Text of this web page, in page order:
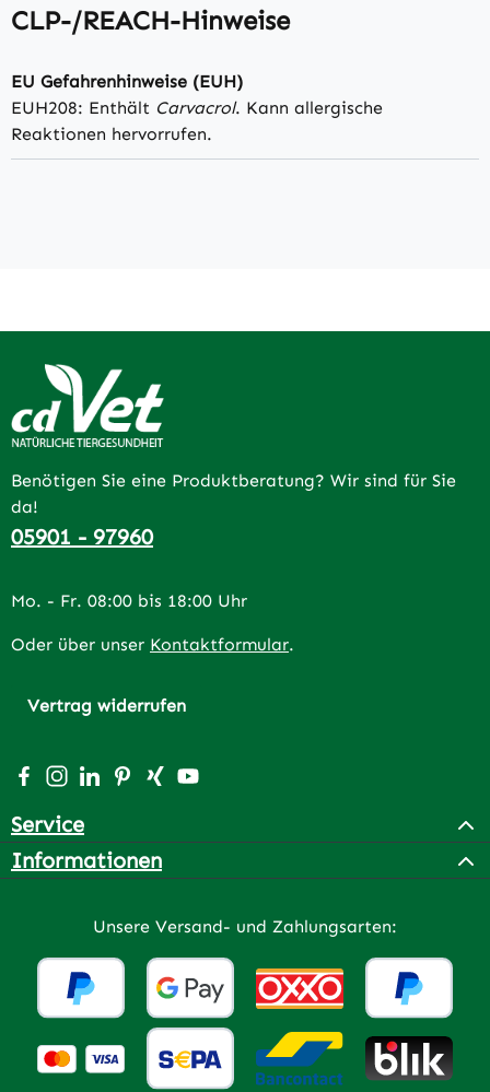
CLP-/REACH-Hinweise
EU Gefahrenhinweise (EUH)
EUH208: Enthält Carvacrol. Kann allergische
Reaktionen hervorrufen.
Benötigen Sie eine Produktberatung? Wir sind für Sie
da!
05901 - 97960
Mo. - Fr. 08:00 bis 18:00 Uhr
Oder über unser Kontaktformular.
Vertrag widerrufen
Besuche uns auf Facebook – öffnet in neuem Tab
Schau auf Instagram vorbei – öffnet in neuem Tab
Vernetze dich mit uns auf LinkedIn – öffnet in
Lass dich auf Pinterest inspirieren – öffnet
Vernetze dich mit uns auf Xing – öffnet
Sieh dir unsere Videos auf YouTube
Service
Informationen
Unsere Versand- und Zahlungsarten: